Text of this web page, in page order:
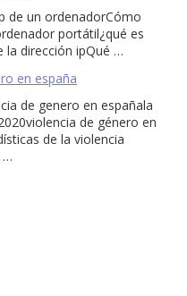
de un ordenadorCómo
portátil¿qué es
la dirección ipQué …
en españa
de genero en españala
de género en
de la violencia
…